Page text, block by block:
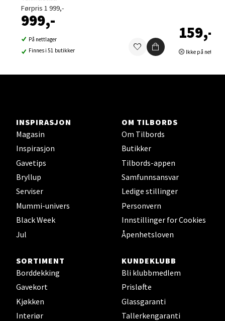
Førpris 1 999,-
999,-
På nettlager
Finnes i 51 butikker
159,-
Ikke på
INSPIRASJON
Magasin
Inspirasjon
Gavetips
Bryllup
Serviser
Mummi-univers
Black Week
Jul
OM TILBORDS
Om Tilbords
Butikker
Tilbords-appen
Samfunnsansvar
Ledige stillinger
Personvern
Innstillinger for Cookies
Åpenhetsloven
SORTIMENT
Borddekking
Gavekort
Kjøkken
Interiør
KUNDEKLUBB
Bli klubbmedlem
Prisløfte
Glassgaranti
Tallerkengaranti
0 i butikk
Velg
Åpent i dag 10-16
0 i butikk
Steinkjer - Thon Senter Steinkjer
Sjøfartsgata 2, 7714 Steinkjer